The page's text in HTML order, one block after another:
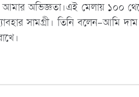
আমার অভিজ্ঞতা।এই মেলায় ১০০
সামগ্রী। তিনি বলেন-আমি